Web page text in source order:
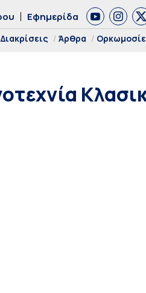
Εφημερίδα
Διακρίσεις Άρθρα